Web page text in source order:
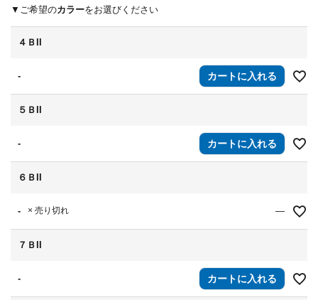
カラー
４ＢII
- カートに入れる
５ＢII
- カートに入れる
６ＢII
- × 売り切れ —
７ＢII
- カートに入れる